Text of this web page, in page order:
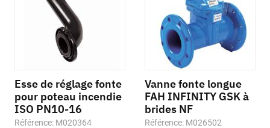
Esse de réglage fonte
pour poteau incendie
ISO PN10-16
Référence: M020364
Vanne fonte longue
FAH INFINITY GSK à
brides NF
Référence: M026502